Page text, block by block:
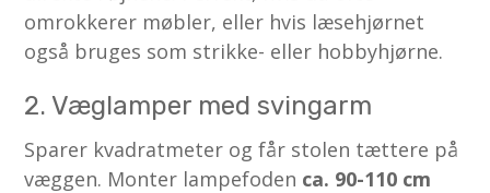
omrokkerer møbler, eller hvis læsehjørnet
også bruges som strikke- eller hobbyhjørne.
2. Væglamper med svingarm
Sparer kvadratmeter og får stolen tættere på
væggen. Monter lampefoden ca. 90-110 cm